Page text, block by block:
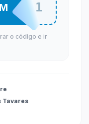
o código e ir
Tavares